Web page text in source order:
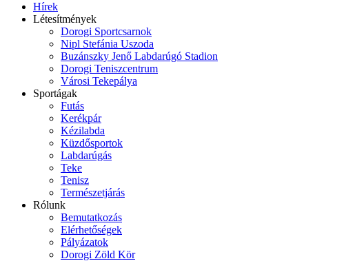
Hírek
Létesítmények
Dorogi Sportcsarnok
Nipl Stefánia Uszoda
Buzánszky Jenő Labdarúgó Stadion
Dorogi Teniszcentrum
Városi Tekepálya
Sportágak
Futás
Kerékpár
Kézilabda
Küzdősportok
Labdarúgás
Teke
Tenisz
Természetjárás
Rólunk
Bemutatkozás
Elérhetőségek
Pályázatok
Dorogi Zöld Kör